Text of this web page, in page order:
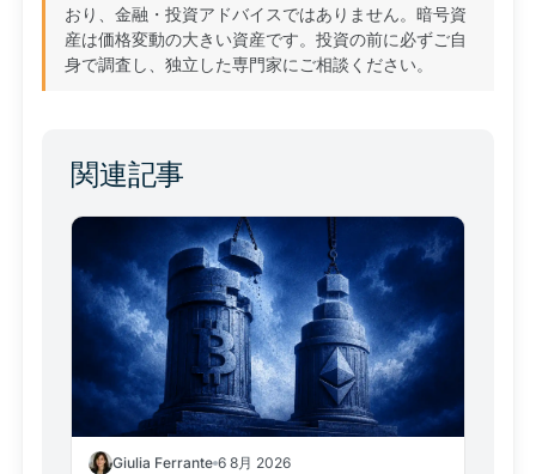
おり、金融・投資アドバイスではありません。暗号資
産は価格変動の大きい資産です。投資の前に必ずご自
身で調査し、独立した専門家にご相談ください。
関連記事
Giulia Ferrante 6 8月 2026